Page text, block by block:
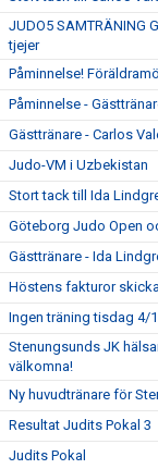
JUDO5 SAMTRÄNING
tjejer
Påminnelse!
Påminnelse -
Gästtränare - Carlos
Judo-VM i Uzbekistan
Stort tack till Ida
Göteborg Judo Open
Gästtränare - Ida
Höstens fakturor
Ingen träning tisdag 4/
Stenungsunds JK
välkomna!
Ny huvudtränare för
Resultat Judits Pokal 3
Judits Pokal